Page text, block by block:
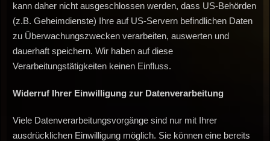
kann daher nicht ausgeschlossen werden, dass US-Behörden
(z.B. Geheimdienste) Ihre auf US-Servern befindlichen Daten
zu Überwachungszwecken verarbeiten, auswerten und
dauerhaft speichern. Wir haben auf diese
Verarbeitungstätigkeiten keinen Einfluss.
Widerruf Ihrer Einwilligung zur Datenverarbeitung
Viele Datenverarbeitungsvorgänge sind nur mit Ihrer
ausdrücklichen Einwilligung möglich. Sie können eine bereits